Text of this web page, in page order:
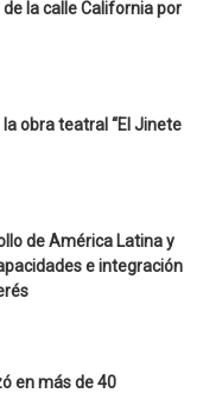
la calle California por
obra teatral “El Jinete
de América Latina y
e integración
en más de 40